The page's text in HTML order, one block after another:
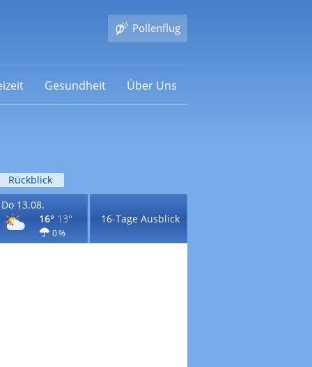
Pollenflug
Gesundheit Über Uns
Rückblick
Do 13.08.
16° 13°
0 %
16-Tage Ausblick